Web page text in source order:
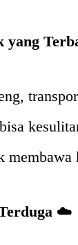
yang
☁️